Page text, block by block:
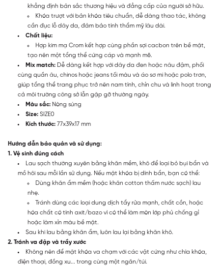
khẳng định bản sắc thương hiệu và đẳng cấp của người sở hữu.
Khóa trượt với bản khóa tiêu chuẩn, dễ dàng thao tác, không
cần đục lỗ dây da, đảm bảo tính thẩm mỹ lâu dài.
Chất liệu:
Hợp kim mạ Crom kết hợp cùng phần sợi cacbon trên bề mặt,
tạo nên một tổng thể cứng cáp và mạnh mẽ.
Mix match: Dễ dàng kết hợp với dây da đen hoặc nâu đậm, phối
cùng quần âu, chinos hoặc jeans tối màu và áo sơ mi hoặc polo trơn,
giúp tổng thể trang phục trở nên nam tính, chỉn chu và linh hoạt trong
cả môi trường công sở lẫn gặp gỡ thường ngày.
Màu sắc: Nòng súng
Size: SIZE0
Kích thước: 77x39x17 mm
Hướng dẫn bảo quản và sử dụng:
1. Vệ sinh đúng cách
Lau sạch thường xuyên bằng khăn mềm, khô để loại bỏ bụi bẩn và
mồ hôi sau mỗi lần sử dụng. Nếu mặt khóa bị dính bẩn, bạn có thể:
Dùng khăn ẩm mềm (hoặc khăn cotton thấm nước sạch) lau
nhẹ.
Tránh dùng các loại dung dịch tẩy rửa mạnh, chất cồn, hoặc
hóa chất có tính axit/bazo vì có thể làm mòn lớp phủ chống gỉ
hoặc làm xỉn màu bề mặt.
Sau khi lau bằng khăn ẩm, luôn lau lại bằng khăn khô.
2. Tránh va đập và trầy xước
Không nên để mặt khóa va chạm với các vật cứng như chìa khóa,
điện thoại, đồng xu... trong cùng một ngăn/túi.